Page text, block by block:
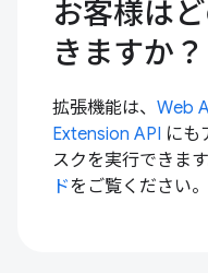
お客様は
きますか？
拡張機能は、 Web
Extension API にも
スクを実行できま
ドをご覧ください。